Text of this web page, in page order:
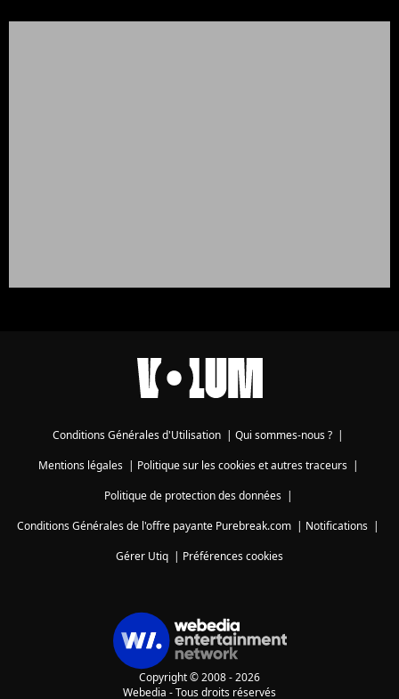
Conditions Générales d'Utilisation | Qui sommes-nous ? |
Mentions légales| Politique sur les cookies et autres traceurs|
Politique de protection des données|
Conditions Générales de l'offre payante Purebreak.com | Notifications |
Gérer Utiq | Préférences cookies
Copyright © 2008 - 2026
Webedia - Tous droits réservés